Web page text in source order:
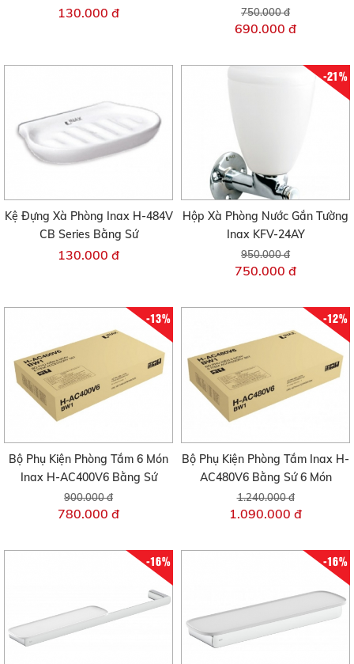
130.000 đ 750.000 đ
690.000 đ
Kệ Đựng Xà Phòng Inax H-484V
CB Series Bằng Sứ
130.000 đ
-21%
Hộp Xà Phòng Nước Gắn Tường
Inax KFV-24AY
950.000 đ
750.000 đ
-13%
Bộ Phụ Kiện Phòng Tắm 6 Món
Inax H-AC400V6 Bằng Sứ
900.000 đ
780.000 đ
-12%
Bộ Phụ Kiện Phòng Tắm Inax H-
AC480V6 Bằng Sứ 6 Món
1.240.000 đ
1.090.000 đ
-16% -16%